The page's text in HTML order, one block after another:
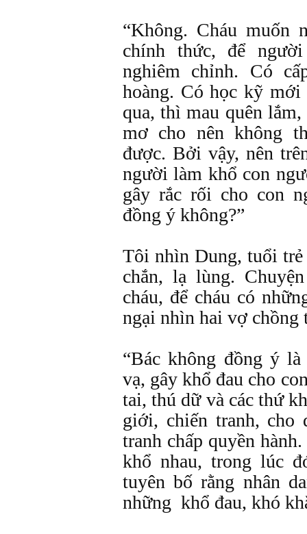
“Không. Cháu muốn
chính thức, để
nghiêm chỉnh. Có
hoàng. Có học kỹ mới
qua, thì mau quên
mơ cho nên không
được. Bởi vậy, nên
người làm khổ con
gây rắc rối cho con
đồng ý không?”
Tôi nhìn Dung, tuổi
chắn, lạ lùng.
cháu, để cháu có
ngại nhìn hai vợ chồng
“Bác không đồng ý
vạ, gây khổ đau cho
tai, thú dữ và các thứ
giới, chiến tranh, cho
tranh chấp quyền
khổ nhau, trong lúc
tuyên bố rằng nhân
những khổ đau, khó